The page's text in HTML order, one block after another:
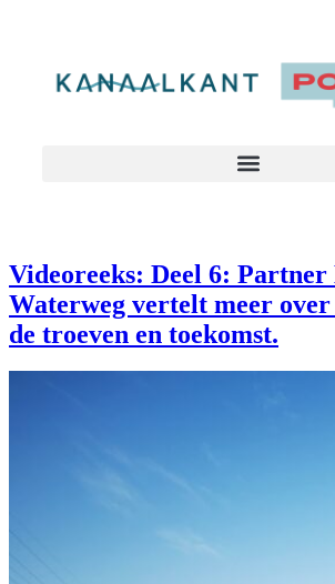
Videoreeks: Deel 6: Partner
Waterweg vertelt meer
de troeven en toekomst.